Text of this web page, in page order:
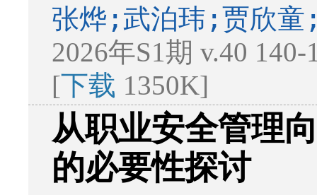
张烨;武泊玮;贾欣
2026年S1期 v.40
[下载 1350K]
从职业安全管理
的必要性探讨